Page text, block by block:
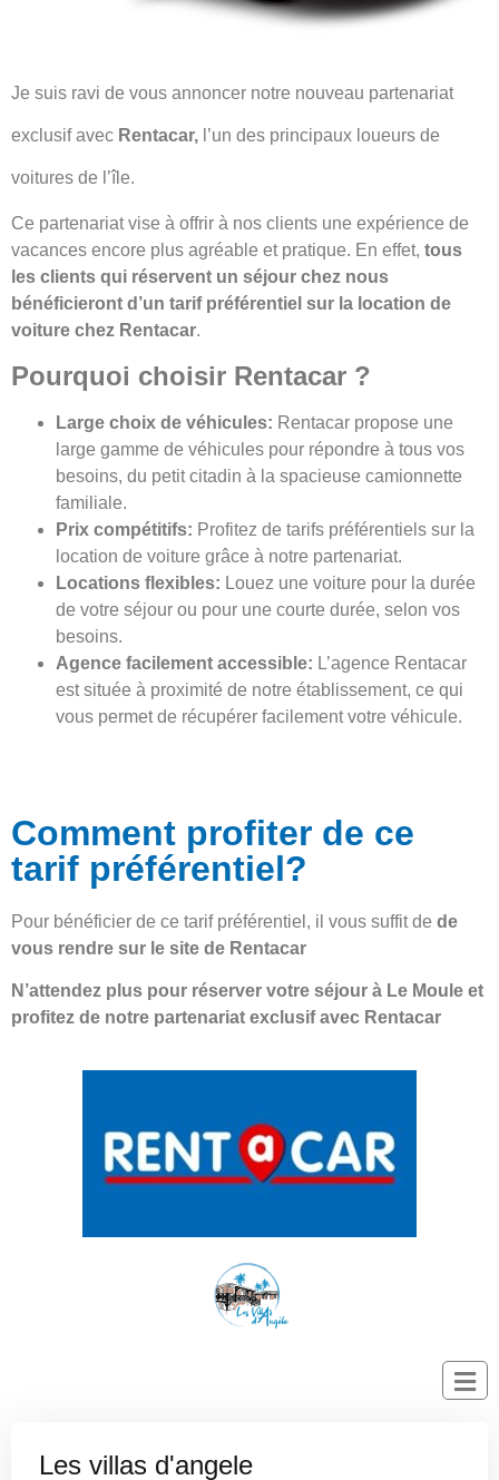
Je suis ravi de vous annoncer notre nouveau partenariat
exclusif avec Rentacar, l’un des principaux loueurs de
voitures de l’île.
Ce partenariat vise à offrir à nos clients une expérience de
vacances encore plus agréable et pratique. En effet, tous
les clients qui réservent un séjour chez nous
bénéficieront d’un tarif préférentiel sur la location de
voiture chez Rentacar.
Pourquoi choisir Rentacar ?
Large choix de véhicules: Rentacar propose une
large gamme de véhicules pour répondre à tous vos
besoins, du petit citadin à la spacieuse camionnette
familiale.
Prix compétitifs: Profitez de tarifs préférentiels sur la
location de voiture grâce à notre partenariat.
Locations flexibles: Louez une voiture pour la durée
de votre séjour ou pour une courte durée, selon vos
besoins.
Agence facilement accessible: L’agence Rentacar
est située à proximité de notre établissement, ce qui
vous permet de récupérer facilement votre véhicule.
Comment profiter de ce
tarif préférentiel?
Pour bénéficier de ce tarif préférentiel, il vous suffit de de
vous rendre sur le site de Rentacar
N’attendez plus pour réserver votre séjour à Le Moule et
profitez de notre partenariat exclusif avec Rentacar
Les villas d'angele